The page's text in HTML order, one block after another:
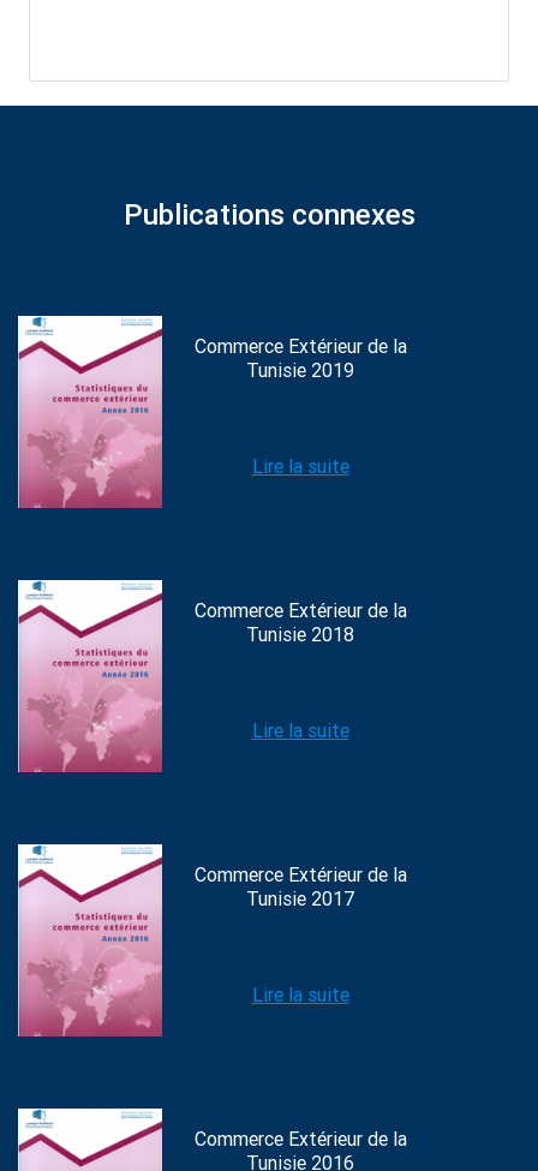
Publications connexes
Commerce Extérieur de la
Tunisie 2019
Lire la suite
Commerce Extérieur de la
Tunisie 2018
Lire la suite
Commerce Extérieur de la
Tunisie 2017
Lire la suite
Commerce Extérieur de la
Tunisie 2016